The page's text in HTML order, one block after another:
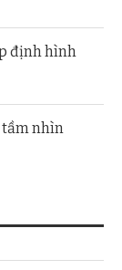
định hình
tầm nhìn